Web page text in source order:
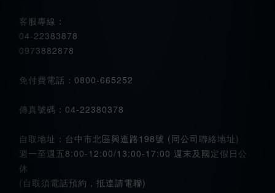
客服專線：
04-22383878
0973882878
免付費電話：0800-665252
傳真號碼：04-22380378
自取地址：台中市北區興進路198號 (同公司聯絡地址)
週一至週五8:00-12:00/13:00-17:00 週末及國定假日公
休
(自取須電話預約，抵達請電聯)